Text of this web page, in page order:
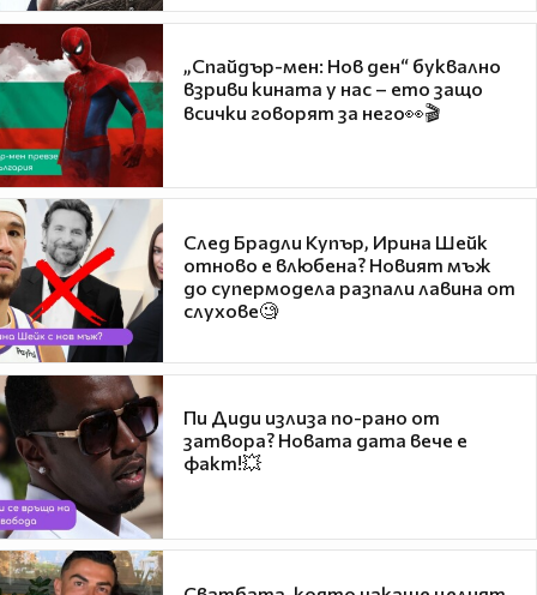
„Спайдър-мен: Нов ден“ буквално
взриви кината у нас – ето защо
всички говорят за него👀🎬
След Брадли Купър, Ирина Шейк
отново е влюбена? Новият мъж
до супермодела разпали лавина от
слухове🧐
Пи Диди излиза по-рано от
затвора? Новата дата вече е
факт!💥